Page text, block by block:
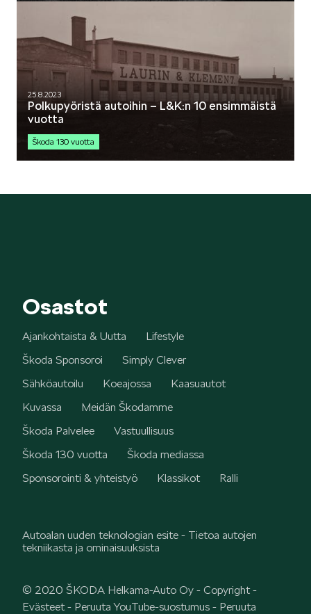
SUPERB
ELROQ
EPIQ
25.8.2023
Polkupyöristä autoihin – L&K:n 10 ensimmäistä
vuotta
Škoda 130 vuotta
Osastot
Ajankohtaista & Uutta
Lifestyle
Škoda Sponsoroi
Simply Clever
Sähköautoilu
Koeajossa
Kaasuautot
Kuvassa
Meidän Škodamme
Škoda Palvelee
Vastuullisuus
Škoda 130 vuotta
Škoda mediassa
Sponsorointi & yhteistyö
Klassikot Ralli
Autoalan uuden teknologian esite - Tietoa autojen
tekniikasta ja ominaisuuksista
© 2020 ŠKODA Helkama-Auto Oy - Copyright-
Evästeet- Peruuta YouTube-suostumus - Peruuta